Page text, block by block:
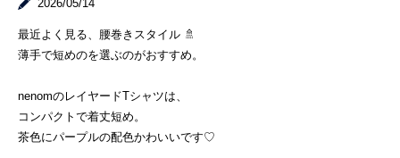
2026/05/14
最近よく見る、腰巻きスタイル 🚿
薄手で短めのを選ぶのがおすすめ。
nenomのレイヤードTシャツは、
コンパクトで着丈短め。
茶色にパープルの配色かわいいです♡